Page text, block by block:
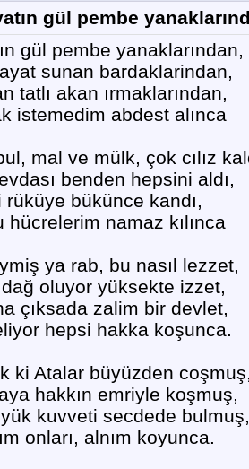
gül pembe
gül pembe yanaklarından,
sunan bardaklarindan,
tatlı akan ırmaklarından,
istemedim abdest alınca
mal ve mülk, çok cılız
benden hepsini aldı,
rüküye bükünce kandı,
hücrelerim namaz kılınca
ya rab, bu nasıl lezzet,
oluyor yüksekte izzet,
çıksada zalim bir devlet,
hepsi hakka koşunca.
ki Atalar büyüzden
hakkın emriyle koşmuş,
kuvveti secdede bulmuş,
onları, alnım koyunca.